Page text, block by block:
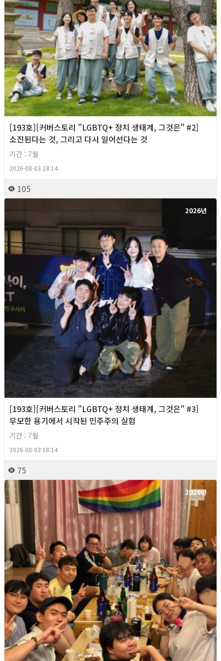
[193호][커버스토리 "LGBTQ+ 정치 생태계, 그것은" #2]
소진된다는 것, 그리고 다시 일어선다는 것
기간 : 7월
2026-08-03 18:14
105
2026년
[193호][커버스토리 "LGBTQ+ 정치 생태계, 그것은" #3]
무모한 용기에서 시작된 민주주의 실험
기간 : 7월
2026-08-03 18:14
75
2026년